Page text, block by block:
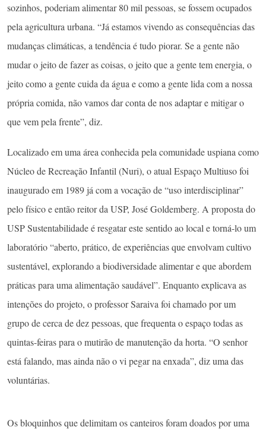
sozinhos, poderiam alimentar 80 mil pessoas, se fossem ocupados
pela agricultura urbana. “Já estamos vivendo as consequências das
mudanças climáticas, a tendência é tudo piorar. Se a gente não
mudar o jeito de fazer as coisas, o jeito que a gente tem energia, o
jeito como a gente cuida da água e como a gente lida com a nossa
própria comida, não vamos dar conta de nos adaptar e mitigar o
que vem pela frente”, diz.
Localizado em uma área conhecida pela comunidade uspiana como
Núcleo de Recreação Infantil (Nuri), o atual Espaço Multiuso foi
inaugurado em 1989 já com a vocação de “uso interdisciplinar”
pelo físico e então reitor da USP, José Goldemberg. A proposta do
USP Sustentabilidade é resgatar este sentido ao local e torná-lo um
laboratório “aberto, prático, de experiências que envolvam cultivo
sustentável, explorando a biodiversidade alimentar e que abordem
práticas para uma alimentação saudável”. Enquanto explicava as
intenções do projeto, o professor Saraiva foi chamado por um
grupo de cerca de dez pessoas, que frequenta o espaço todas as
quintas-feiras para o mutirão de manutenção da horta. “O senhor
está falando, mas ainda não o vi pegar na enxada”, diz uma das
voluntárias.
Os bloquinhos que delimitam os canteiros foram doados por uma